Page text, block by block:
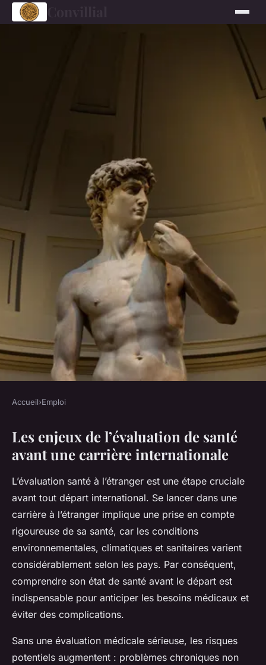
Évaluation de Votre Santé et
Perspectives de Carrière à
l'Étranger : Le Guide
Incontournable
Marius 21 juillet 2025 5 min de lecture
Accueil›Emploi
Les enjeux de l’évaluation de santé
avant une carrière internationale
L’évaluation santé à l’étranger est une étape cruciale
avant tout départ international. Se lancer dans une
carrière à l’étranger implique une prise en compte
rigoureuse de sa santé, car les conditions
environnementales, climatiques et sanitaires varient
considérablement selon les pays. Par conséquent,
comprendre son état de santé avant le départ est
indispensable pour anticiper les besoins médicaux et
éviter des complications.
Sans une évaluation médicale sérieuse, les risques
potentiels augmentent : problèmes chroniques non